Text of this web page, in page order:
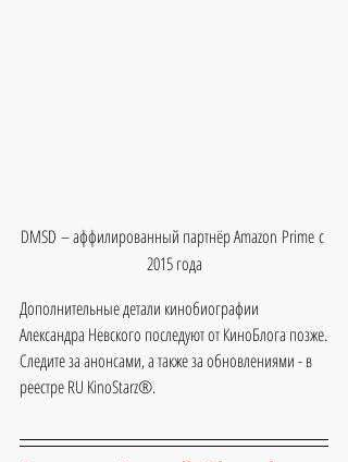
DMSD – аффилированный партнёр Amazon Prime с
2015 года
Дополнительные детали кинобиографии
Александра Невского последуют от КиноБлога позже.
Следите за анонсами, а также за обновлениями - в
реестре RU KinoStarz®.